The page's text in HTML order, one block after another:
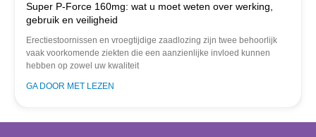
Super P-Force 160mg: wat u moet weten over werking,
gebruik en veiligheid
Erectiestoornissen en vroegtijdige zaadlozing zijn twee behoorlijk
vaak voorkomende ziekten die een aanzienlijke invloed kunnen
hebben op zowel uw kwaliteit
GA DOOR MET LEZEN